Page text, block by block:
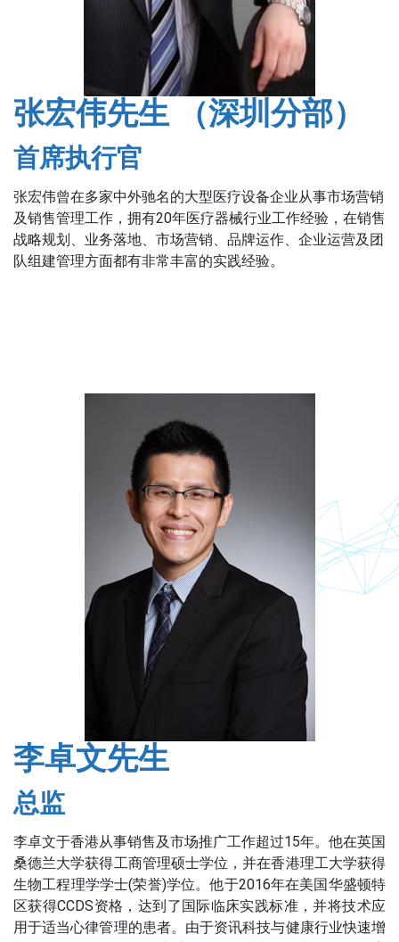
张宏伟先生 （深圳分部）
首席执行官
张宏伟曾在多家中外驰名的大型医疗设备企业从事市场营销
及销售管理工作，拥有20年医疗器械行业工作经验，在销售
战略规划、业务落地、市场营销、品牌运作、企业运营及团
队组建管理方面都有非常丰富的实践经验。
李卓文先生
总监
李卓文于香港从事销售及市场推广工作超过15年。他在英国
桑德兰大学获得工商管理硕士学位，并在香港理工大学获得
生物工程理学学士(荣誉)学位。他于2016年在美国华盛顿特
区获得CCDS资格，达到了国际临床实践标准，并将技术应
用于适当心律管理的患者。由于资讯科技与健康行业快速增